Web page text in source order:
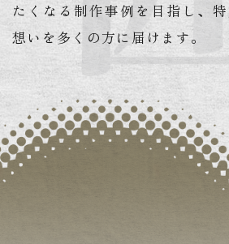
たくなる制作事例を目指し、
想いを多くの方に届けます。